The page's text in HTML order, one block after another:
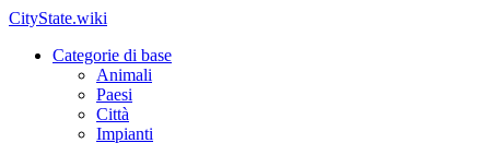
CityState.wiki
Categorie di base
Animali
Paesi
Città
Impianti